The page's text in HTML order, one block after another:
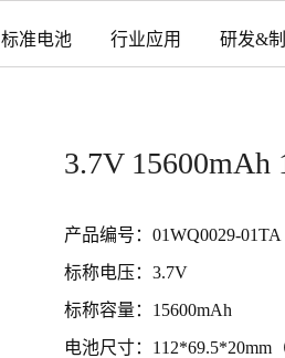
标准电池 行业应用 研发&
3.7V
产品编号：01WQ0029-01TA
标称电压：3.7V
标称容量：15600mAh
电池尺寸：112*69.5*20mm